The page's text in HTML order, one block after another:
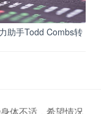
助手Todd Combs转
体不适，希望情况